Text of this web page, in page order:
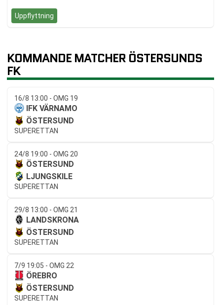
Uppflyttning
KOMMANDE MATCHER ÖSTERSUNDS
FK
16/8 13:00 - OMG 19
IFK VÄRNAMO
ÖSTERSUND
SUPERETTAN
24/8 19:00 - OMG 20
ÖSTERSUND
LJUNGSKILE
SUPERETTAN
29/8 13:00 - OMG 21
LANDSKRONA
ÖSTERSUND
SUPERETTAN
7/9 19:05 - OMG 22
ÖREBRO
ÖSTERSUND
SUPERETTAN